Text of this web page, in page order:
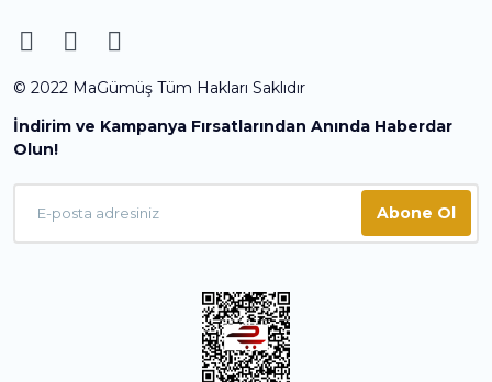
© 2022 MaGümüş Tüm Hakları Saklıdır
İndirim ve Kampanya Fırsatlarından Anında Haberdar
Olun!
Abone Ol